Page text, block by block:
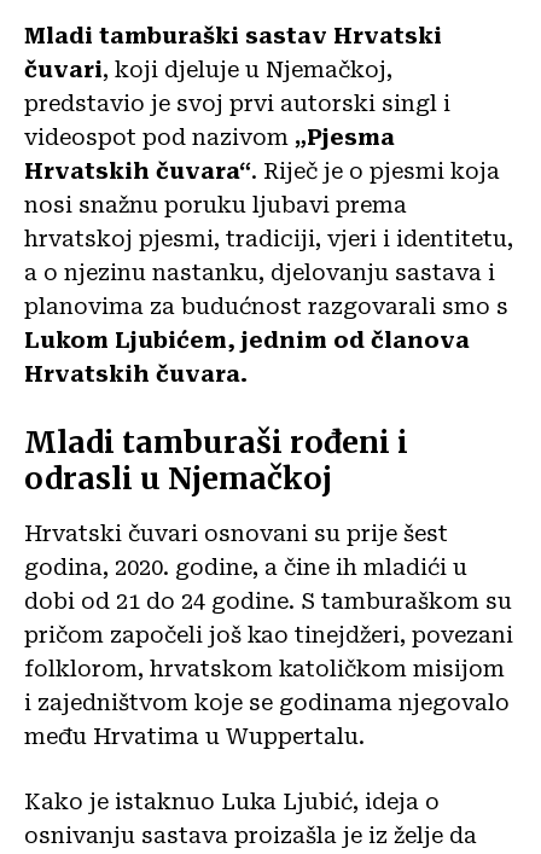
Mladi tamburaški sastav Hrvatski
čuvari, koji djeluje u Njemačkoj,
predstavio je svoj prvi autorski singl i
videospot pod nazivom „Pjesma
Hrvatskih čuvara“. Riječ je o pjesmi koja
nosi snažnu poruku ljubavi prema
hrvatskoj pjesmi, tradiciji, vjeri i identitetu,
a o njezinu nastanku, djelovanju sastava i
planovima za budućnost razgovarali smo s
Lukom Ljubićem, jednim od članova
Hrvatskih čuvara.
Mladi tamburaši rođeni i
odrasli u Njemačkoj
Hrvatski čuvari osnovani su prije šest
godina, 2020. godine, a čine ih mladići u
dobi od 21 do 24 godine. S tamburaškom su
pričom započeli još kao tinejdžeri, povezani
folklorom, hrvatskom katoličkom misijom
i zajedništvom koje se godinama njegovalo
među Hrvatima u Wuppertalu.
Kako je istaknuo Luka Ljubić, ideja o
osnivanju sastava proizašla je iz želje da